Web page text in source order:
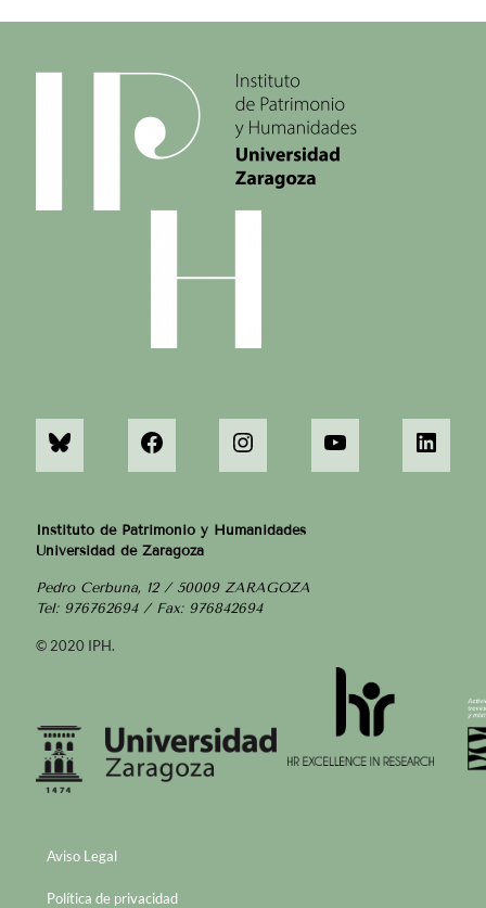
Instituto de Patrimonio y Humanidades
Universidad de Zaragoza
Pedro Cerbuna, 12 / 50009 ZARAGOZA
Tel: 976762694 / Fax: 976842694
© 2020 IPH.
Aviso Legal
Política de privacidad